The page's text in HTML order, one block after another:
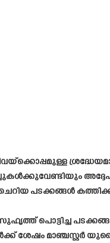
അദ്ദേഹം
പടക്കങ്ങൾ
ഒരു സുഹൃത്ത് പൊട്ടിച്ച
ശേഷം മാഞ്ചസ്റ്റർ